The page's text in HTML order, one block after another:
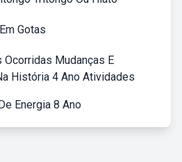
Gotas
Ocorridas Mudanças E
História 4 Ano Atividades
Energia 8 Ano